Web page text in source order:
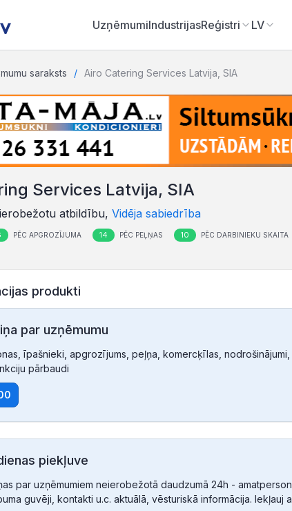
UzņēmumiIndustrijasReģistri LV
saraksts Airo Catering Services Latvija, SIA
Services Latvija, SIA
atbildību, Vidēja sabiedrība
PĒC APGROZĪJUMA 14 PĒC PEĻŅAS 10 PĒC DARBINIEKU SKAITA
produkti
par uzņēmumu
īpašnieki, apgrozījums, peļņa, komercķīlas,
pārbaudi
piekļuve
par uzņēmumiem neierobežotā daudzumā 24h -
guvēji, kontakti u.c. aktuālā, vēsturiskā informācija.